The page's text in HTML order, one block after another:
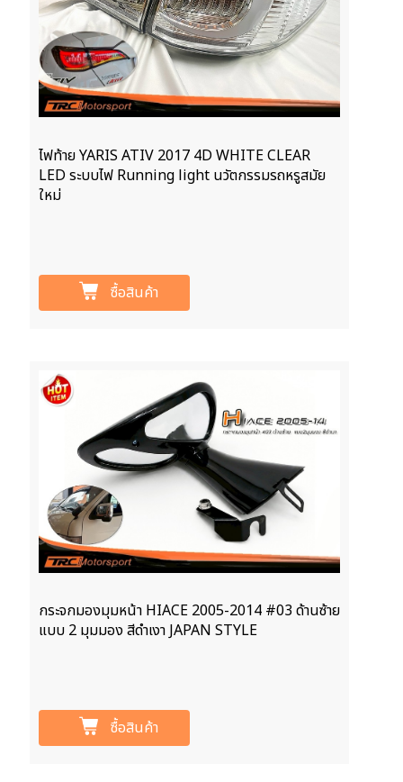
ไฟท้าย YARIS ATIV 2017 4D WHITE CLEAR
LED ระบบไฟ Running light นวัตกรรมรถหรูสมัย
ใหม่
ซื้อสินค้า
กระจกมองมุมหน้า HIACE 2005-2014 #03 ด้านซ้าย
แบบ 2 มุมมอง สีดำเงา JAPAN STYLE
ซื้อสินค้า